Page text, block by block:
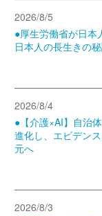
2026/8/5
●厚生労働省が日本
日本人の長生きの
2026/8/4
●【介護×AI】自治
進化し、エビデン
元へ
2026/8/3